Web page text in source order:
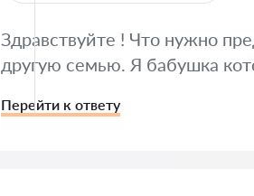
Здравствуйте ! Что нужно
другую семью. Я бабушка
Перейти к ответу